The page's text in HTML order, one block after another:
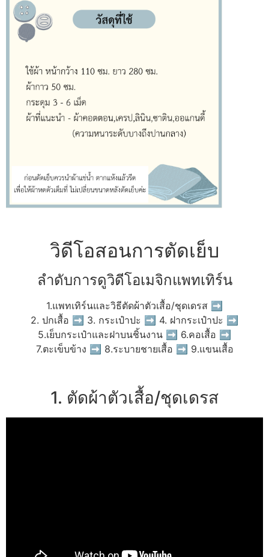
วิดีโอสอนการตัดเย็บ
ลำดับการดูวิดีโอเมจิกแพทเทิร์น
1.แพทเทิร์นและวิธีตัดผ้าตัวเสื้อ/ชุดเดรส ➡
2. ปกเสื้อ ➡ 3. กระเป๋าปะ ➡ 4. ฝากระเป๋าปะ ➡
5.เย็บกระเป๋าและฝาบนชิ้นงาน ➡ 6.คอเสื้อ ➡
7.ตะเข็บข้าง ➡ 8.ระบายชายเสื้อ ➡ 9.แขนเสื้อ
1. ตัดผ้าตัวเสื้อ/ชุดเดรส